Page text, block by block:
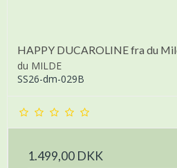
HAPPY DUCAROLINE fra du
du MILDE
SS26-dm-029B
1.499,00 DKK